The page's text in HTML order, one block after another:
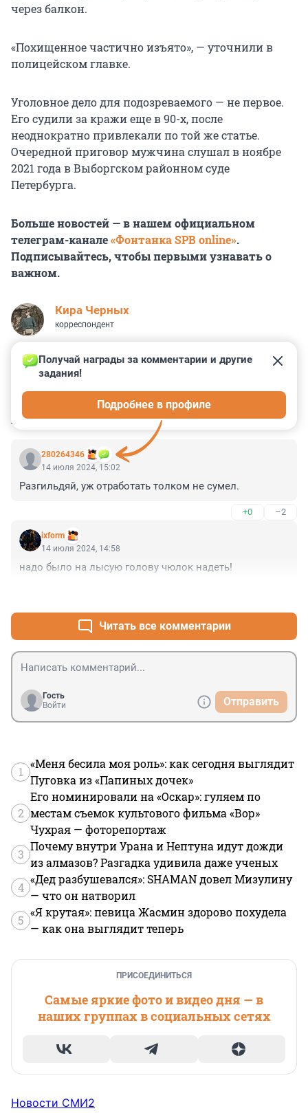
через балкон.
«Похищенное частично изъято», — уточнили в
полицейском главке.
Уголовное дело для подозреваемого — не первое.
Его судили за кражи еще в 90-х, после
неоднократно привлекали по той же статье.
Очередной приговор мужчина слушал в ноябре
2021 года в Выборгском районном суде
Петербурга.
Больше новостей — в нашем официальном
телеграм-канале«Фонтанка SPB online».
Подписывайтесь, чтобы первыми узнавать о
важном.
Кира Черных
корреспондент
КОММЕНТАРИИ 2
280264346
Получай награды за комментарии и другие
задания!
Подробнее в профиле
14 июля 2024, 15:02
Разгильдяй, уж отработать толком не сумел.
+0 –2
ixform
14 июля 2024, 14:58
надо было на лысую голову чюлок надеть!
Читать все комментарии
Гость
Войти
Отправить
1
«Меня бесила моя роль»: как сегодня выглядит
Пуговка из «Папиных дочек»
2
Его номинировали на «Оскар»: гуляем по
местам съемок культового фильма «Вор»
Чухрая — фоторепортаж
3
Почему внутри Урана и Нептуна идут дожди
из алмазов? Разгадка удивила даже ученых
4
«Дед разбушевался»: SHAMAN довел Мизулину
— что он натворил
5
«Я крутая»: певица Жасмин здорово похудела
— как она выглядит теперь
ПРИСОЕДИНИТЬСЯ
Самые яркие фото и видео дня — в
наших группах в социальных сетях
Новости СМИ2